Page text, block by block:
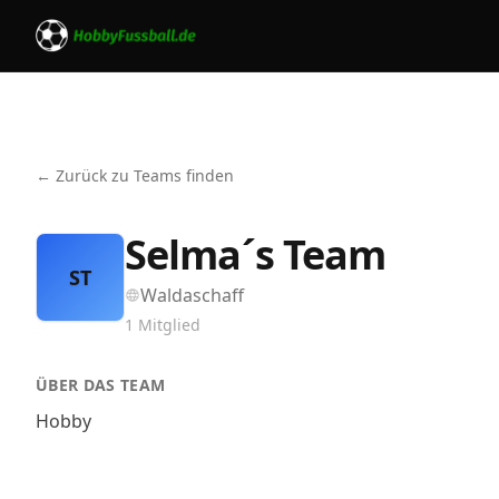
← Zurück zu Teams finden
ST Selma´s Team
Waldaschaff
1 Mitglied
ÜBER DAS TEAM
Hobby